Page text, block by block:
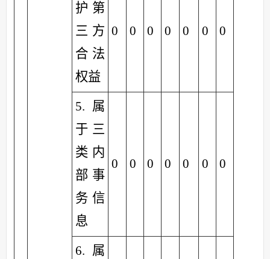
护第
三方
合法
权益
0 0 0 0 0 0 0
5.属
于三
类内
部事
务信
息
0 0 0 0 0 0 0
6.属